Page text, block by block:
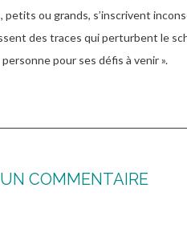
petits ou grands, s’inscrivent
des traces qui perturbent le
pour ses défis à venir ».
COMMENTAIRE